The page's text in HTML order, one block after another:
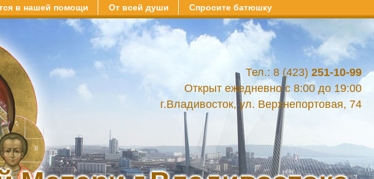
в нашей помощи От всей души Спросите батюшку
Тел.: 8 (423) 251-10-99
Открыт ежедневно с 8:00 до 19:00
г.Владивосток, ул. Верхнепортовая, 74